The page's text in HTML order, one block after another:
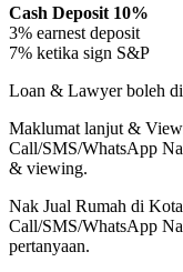
Cash Deposit 10%
3% earnest deposit
7% ketika sign S&P
Loan & Lawyer boleh
Maklumat lanjut &
Call/SMS/WhatsApp
& viewing.
Nak Jual Rumah di
Call/SMS/WhatsApp
pertanyaan.